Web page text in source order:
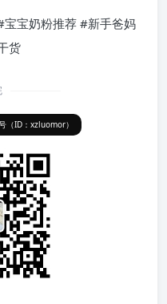
宝奶粉推荐 #新手爸妈
货
（ID：xzluomor）